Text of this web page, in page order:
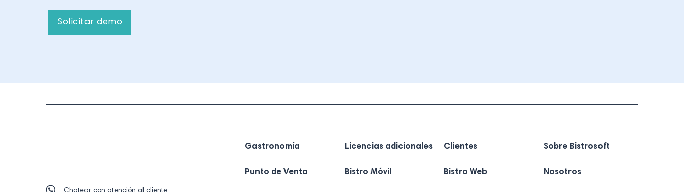
Solicitar demo
Gastronomía
Punto de Venta
Licencias adicionales
Bistro Móvil
Clientes
Bistro Web
Sobre Bistrosoft
Nosotros